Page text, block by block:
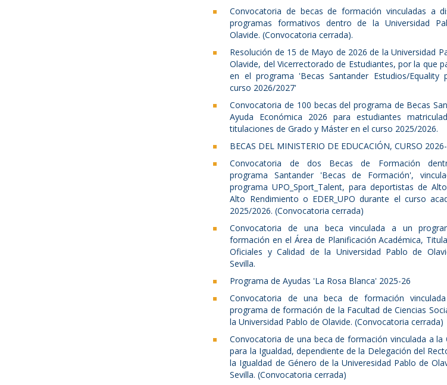
Convocatoria de becas de formación vinculadas a
programas formativos dentro de la Universidad
Olavide. (Convocatoria cerrada).
Resolución de 15 de Mayo de 2026 de la Universidad
Olavide, del Vicerrectorado de Estudiantes, por la que
en el programa 'Becas Santander Estudios/Equality
curso 2026/2027'
Convocatoria de 100 becas del programa de Becas
Ayuda Económica 2026 para estudiantes
titulaciones de Grado y Máster en el curso 2025/2026.
BECAS DEL MINISTERIO DE EDUCACIÓN, CURSO
Convocatoria de dos Becas de Formación
programa Santander 'Becas de Formación',
programa UPO_Sport_Talent, para deportistas de
Alto Rendimiento o EDER_UPO durante el curso
2025/2026. (Convocatoria cerrada)
Convocatoria de una beca vinculada a un
formación en el Área de Planificación Académica,
Oficiales y Calidad de la Universidad Pablo de
Sevilla.
Programa de Ayudas 'La Rosa Blanca' 2025-26
Convocatoria de una beca de formación
programa de formación de la Facultad de Ciencias
la Universidad Pablo de Olavide. (Convocatoria cerrada)
Convocatoria de una beca de formación vinculada a la
para la Igualdad, dependiente de la Delegación del
la Igualdad de Género de la Univeresidad Pablo de
Sevilla. (Convocatoria cerrada)